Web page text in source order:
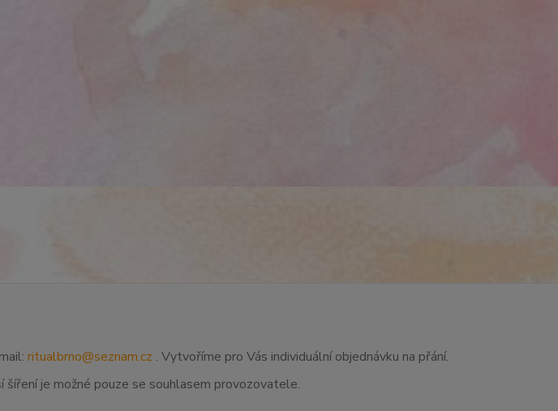
ritualbrno@seznam.cz . Vytvoříme pro Vás individuální objednávku na přání.
šíření je možné pouze se souhlasem provozovatele.